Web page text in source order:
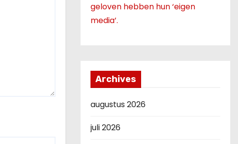
geloven hebben hun ‘eigen
media’.
Archives
augustus 2026
juli 2026